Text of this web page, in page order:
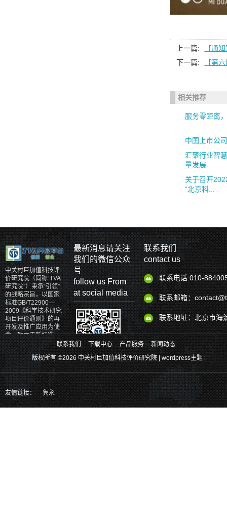
上一篇:
【通
下一篇:
【第
相关推荐
服务零距离
中国上市公
汇聚行业智
量发展...
关于召开
“北京科...
中关村巨加值科技评
价研究院（简称“TVA
研究院”）秉承“引领”
的战略宗旨，以国家
标准GB/T22900—
2009《科学技术研究
项目评价通则》的再
开发及推广应用为使
命，致力于新标准、
新理论、新体系和新
产品的研发。
最新消息请关注
我们的微信公众
号
follow us From
at social media
关注官方二维码、掌握更多最新实时
消息
也可以通过以下方式关注我们
联系我们
contact us
联系电话:010-
联系邮箱：
联系地址：北京市海
联系我们 下载中心 产品服务
新闻动态
版权所有 ©2026 中关村巨加值科技评价研究院 |wordpress主题|
友情链接： 隽永